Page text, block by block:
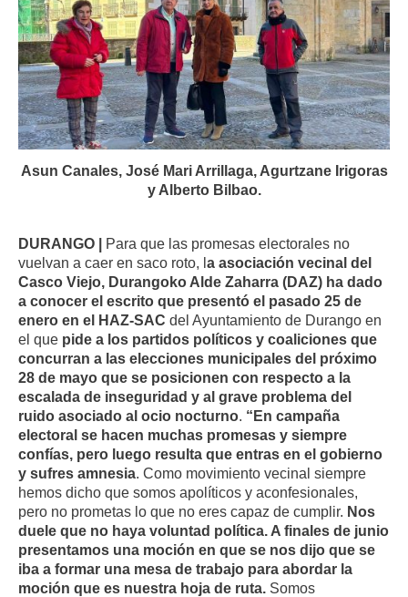
Asun Canales, José Mari Arrillaga, Agurtzane Irigoras
y Alberto Bilbao.
DURANGO | Para que las promesas electorales no
vuelvan a caer en saco roto, la asociación vecinal del
Casco Viejo, Durangoko Alde Zaharra (DAZ) ha dado
a conocer el escrito que presentó el pasado 25 de
enero en el HAZ-SAC del Ayuntamiento de Durango en
el que pide a los partidos políticos y coaliciones que
concurran a las elecciones municipales del próximo
28 de mayo que se posicionen con respecto a la
escalada de inseguridad y al grave problema del
ruido asociado al ocio nocturno. “En campaña
electoral se hacen muchas promesas y siempre
confías, pero luego resulta que entras en el gobierno
y sufres amnesia. Como movimiento vecinal siempre
hemos dicho que somos apolíticos y aconfesionales,
pero no prometas lo que no eres capaz de cumplir. Nos
duele que no haya voluntad política. A finales de junio
presentamos una moción en que se nos dijo que se
iba a formar una mesa de trabajo para abordar la
moción que es nuestra hoja de ruta. Somos